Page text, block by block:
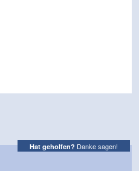
Hat geholfen? Danke sagen!